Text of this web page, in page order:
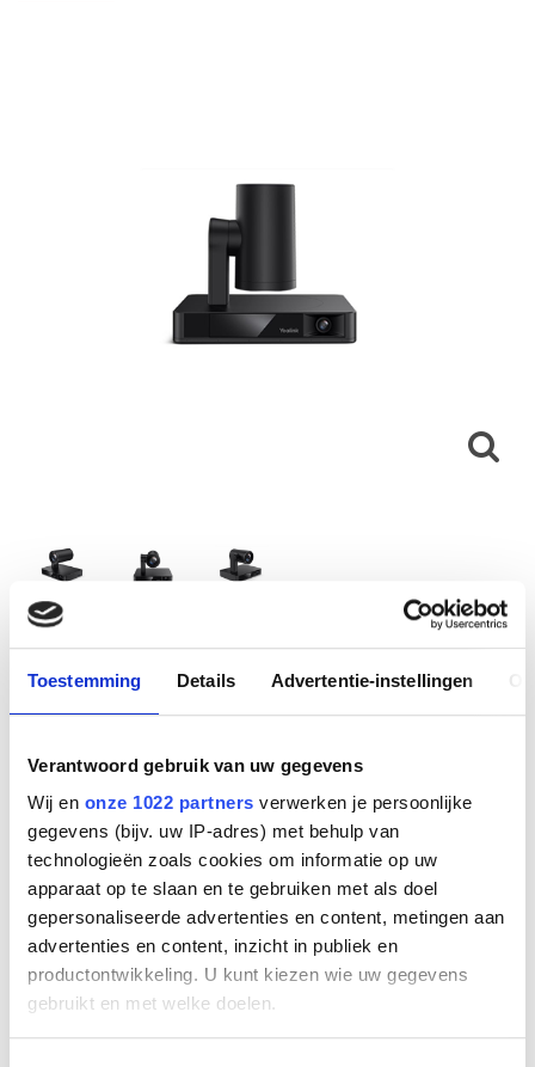
Toestemming Details Advertentie-instellingen
Verantwoord gebruik van uw gegevens
Wij en onze 1022 partners verwerken je persoonlijke
gegevens (bijv. uw IP-adres) met behulp van
technologieën zoals cookies om informatie op uw
apparaat op te slaan en te gebruiken met als doel
gepersonaliseerde advertenties en content, metingen aan
advertenties en content, inzicht in publiek en
productontwikkeling. U kunt kiezen wie uw gegevens
gebruikt en met welke doelen.
UVC86 BK
Fabrikant
Productnummer
YEALINK UVC86 BK
EAN code
6938818318038
Bruto advies prijs
€ 2.299,95 (€ 2.782,94 incl.btw )
€1.990,95 (€ 2.409
Bestel